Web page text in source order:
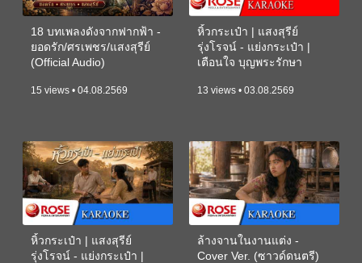
18 บทเพลงดังจากฟากฟ้า -
ยอดรัก/ศรเพชร/แสงสุรีย์
(Official Audio)
15 views • 04.08.2569
หิ้วกระเป๋า | แสงสุรีย์
รุ่งโรจน์ - แย่งกระเป๋า |
เตือนใจ บุญพระรักษา
13 views • 03.08.2569
หิ้วกระเป๋า | แสงสุรีย์
รุ่งโรจน์ - แย่งกระเป๋า |
ล้างจานในงานแต่ง -
Cover Ver. (ซาวด์ดนตรี)